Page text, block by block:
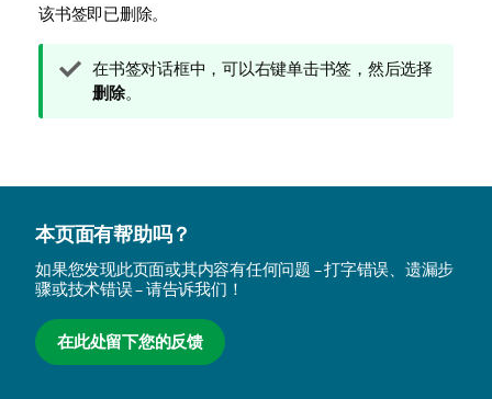
该书签即已删除。
提
示
在书签对话框中，可以右键单击书签，然后选择
删除。
本页面有帮助吗？
如果您发现此页面或其内容有任何问题 – 打字错误、遗漏步
骤或技术错误 – 请告诉我们！
在此处留下您的反馈